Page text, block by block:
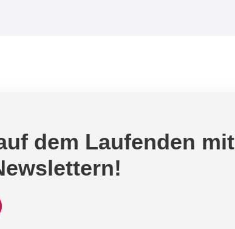
dem Laufenden mit